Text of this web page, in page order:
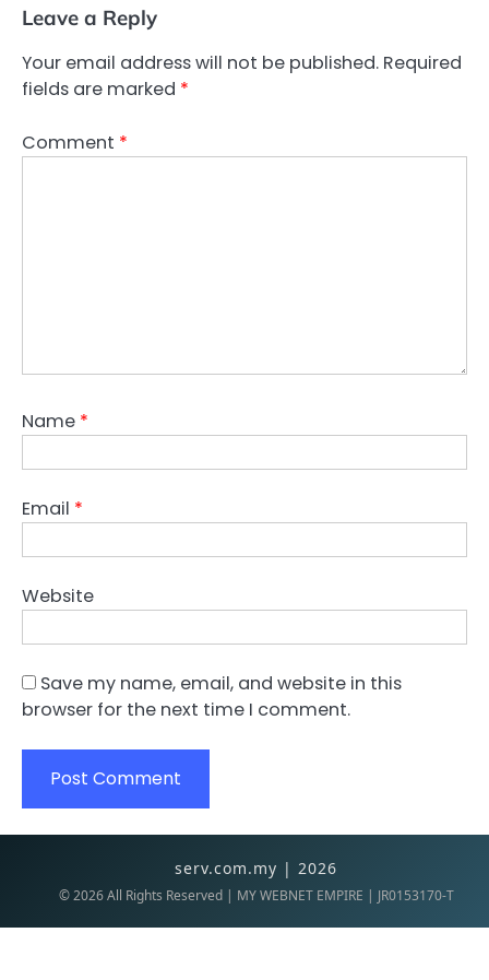
Leave a Reply
Your email address will not be published. Required
fields are marked *
Comment *
Name *
Email *
Website
Save my name, email, and website in this
browser for the next time I comment.
serv.com.my | 2026
©2026All Rights Reserved | MY WEBNET EMPIRE | JR0153170-T